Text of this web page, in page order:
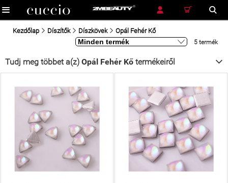
RÉSZLETES KERESÉS
Kezdőlap Díszítők Díszkövek Opál Fehér Kő
5 termék
Tudj meg többet a(z) Opál Fehér Kő termékeiről